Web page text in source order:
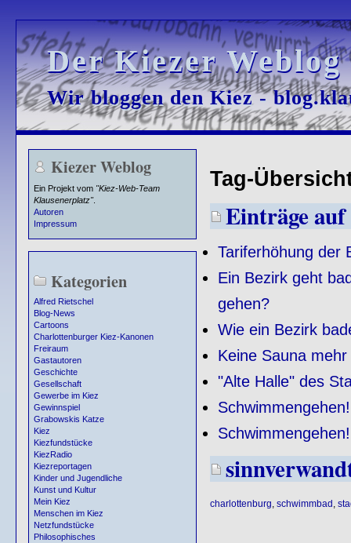
Der Kiezer
Der Kiezer
Wir bloggen den Kiez -
Wir bloggen den Kiez -
Kiezer Weblog
Ein Projekt vom "Kiez-Web-Team
Klausenerplatz".
Autoren
Impressum
Kategorien
Alfred Rietschel
Blog-News
Cartoons
Charlottenburger Kiez-Kanonen
Freiraum
Gastautoren
Geschichte
Gesellschaft
Gewerbe im Kiez
Gewinnspiel
Grabowskis Katze
Kiez
Kiezfundstücke
KiezRadio
Kiezreportagen
Kinder und Jugendliche
Kunst und Kultur
Mein Kiez
Menschen im Kiez
Netzfundstücke
Philosophisches
Tag-
Einträge
Tariferhöhung der
Ein Bezirk geht
gehen?
Wie ein Bezirk
Keine Sauna
"Alte Halle" des
Schwimmengehen!
Schwimmengehen!
charlottenburg schwimmbad